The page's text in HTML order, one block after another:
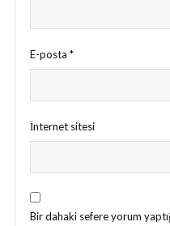
E-posta *
İnternet sitesi
Bir dahaki sefere yorum